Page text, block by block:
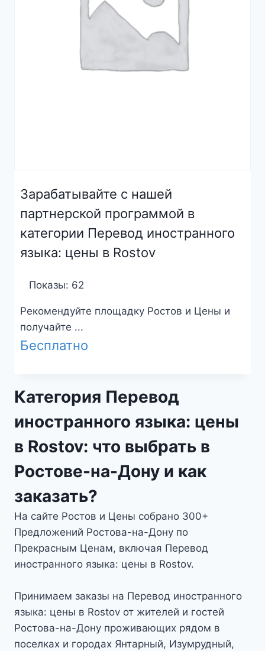
Зарабатывайте с нашей
партнерской программой в
категории Перевод иностранного
языка: цены в Rostov
Показы: 62
Рекомендуйте площадку Ростов и Цены и
получайте ...
Бесплатно
Категория Перевод
иностранного языка: цены
в Rostov: что выбрать в
Ростове-на-Дону и как
заказать?
На сайте Ростов и Цены собрано 300+
Предложений Ростова-на-Дону по
Прекрасным Ценам, включая Перевод
иностранного языка: цены в Rostov.
Принимаем заказы на Перевод иностранного
языка: цены в Rostov от жителей и гостей
Ростова-на-Дону проживающих рядом в
поселках и городах Янтарный, Изумрудный,